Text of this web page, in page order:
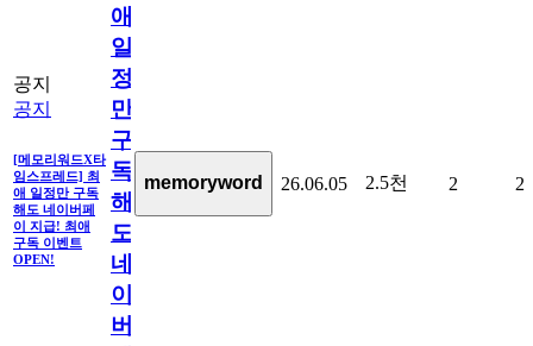
공지
공지
[메모리워드X타
임스프레드] 최
애 일정만 구독
해도 네이버페
이 지급! 최애
구독 이벤트
OPEN!
애
일
정
만
구
독
해
도
네
이
버
memoryword 26.06.05 2.5천 2 2